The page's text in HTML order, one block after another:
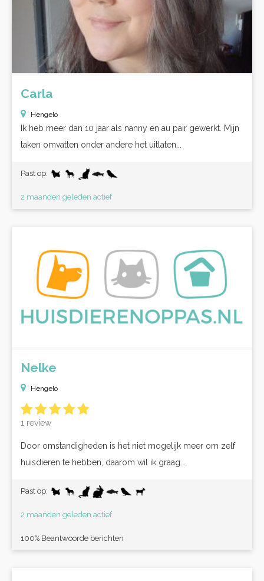
Carla
Hengelo
Ik heb meer dan 10 jaar als nanny en au pair gewerkt. Mijn
taken omvatten onder andere het uitlaten...
Past op:
2 maanden geleden actief
Nelke
Hengelo
1 review
Door omstandigheden is het niet mogelijk meer om zelf
huisdieren te hebben, daarom wil ik graag...
Past op:
2 maanden geleden actief
100% Beantwoorde berichten